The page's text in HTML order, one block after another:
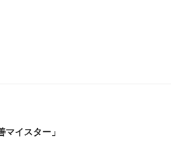
イスター」